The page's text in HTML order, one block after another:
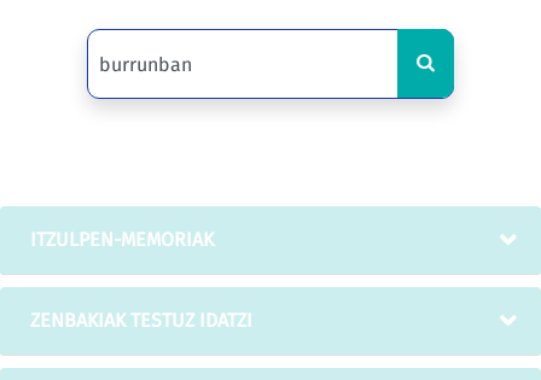
ITZULPEN-MEMORIAK
ZENBAKIAK TESTUZ IDATZI